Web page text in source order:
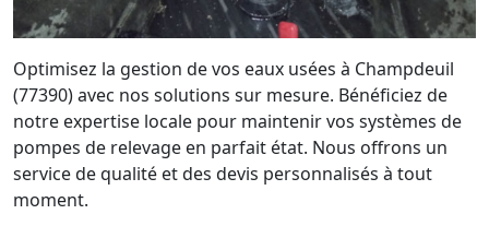
Optimisez la gestion de vos eaux usées à Champdeuil
(77390) avec nos solutions sur mesure. Bénéficiez de
notre expertise locale pour maintenir vos systèmes de
pompes de relevage en parfait état. Nous offrons un
service de qualité et des devis personnalisés à tout
moment.